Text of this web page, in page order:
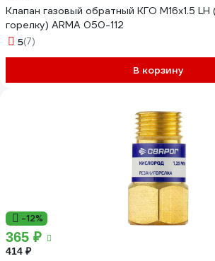
Клапан газовый обратный КГО М16x1.5 LH
горелку) ARMA 050-112
5(7)
В корзину
-12%
365 ₽
414 ₽